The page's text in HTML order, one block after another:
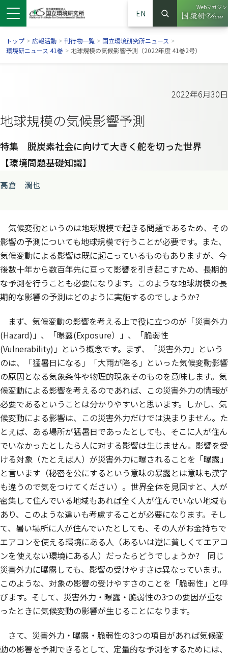
ウで開きます）
ンドウで開きます）
ウインドウで開きます）
EN
サイト内検索
検索
Webマガジン
（別ウイ
トップ > 広報活動 > 刊行物一覧 > 国立環境研究所ニュース >
環境研ニュース 41巻 > 地球規模の気候影響予測（2022年度 41巻2号）
2022年6月30日
地球規模の気候影響予測
特集 脱炭素社会に向けて大きく舵を切った世界
【環境問題基礎知識】
高倉 潤也
気候変動というのは地球規模で起きる問題であるため、その
影響の予測についても地球規模で行うことが必要です。また、
気候変動による影響は既に起こっているものもありますが、今
後数十年から数百年先に亘って影響を引き起こすため、長期的
な予測を行うことも必要になります。このような地球規模の長
期的な影響の予測はどのように実施するのでしょうか?
まず、気候変動の影響を考える上で役に立つのが「災害外力
(Hazard)」、「曝露(Exposure）」、「脆弱性
(Vulnerability)」という概念です。まず、「災害外力」という
のは、「猛暑日になる」「大雨が降る」といった気候変動影響
の原因となる気象条件や物理的現象そのものを意味します。気
候変動による影響を考えるのであれば、この災害外力の情報が
必要であるということは分かりやすいと思います。しかし、気
候変動による影響は、この災害外力だけでは決まりません。た
とえば、ある場所が猛暑日であったとしても、そこに人が住ん
でいなかったとしたら人に対する影響は生じません。影響を受
ける対象（たとえば人）が災害外力に曝されることを「曝露」
と言います（秘密を公にするという意味の暴露とは意味も漢字
も違うので気をつけてください）。世界全体を見回すと、人が
密集して住んでいる地域もあれば全く人が住んでいない地域も
あり、このような違いも考慮することが必要になります。そし
て、暑い場所に人が住んでいたとしても、その人がお金持ちで
エアコンを使える環境にある人（あるいは逆に貧しくてエアコ
ンを使えない環境にある人）だったらどうでしょうか? 同じ
災害外力に曝露しても、影響の受けやすさは異なっています。
このような、対象の影響の受けやすさのことを「脆弱性」と呼
びます。そして、災害外力・曝露・脆弱性の3つの要因が重な
ったときに気候変動の影響が生じることになります。
さて、災害外力・曝露・脆弱性の3つの項目があれば気候変
動の影響を予測できるとして、定量的な予測をするためには、